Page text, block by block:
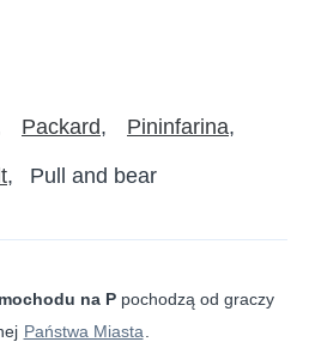
Packard Pininfarina
Pull and bear
na Ppochodzą od graczy
Państwa Miasta